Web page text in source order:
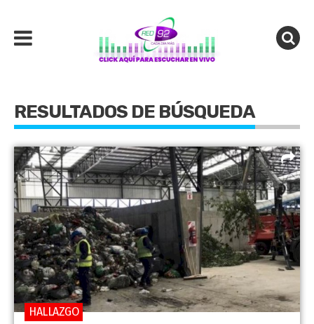
RESULTADOS DE BÚSQUEDA
HALLAZGO